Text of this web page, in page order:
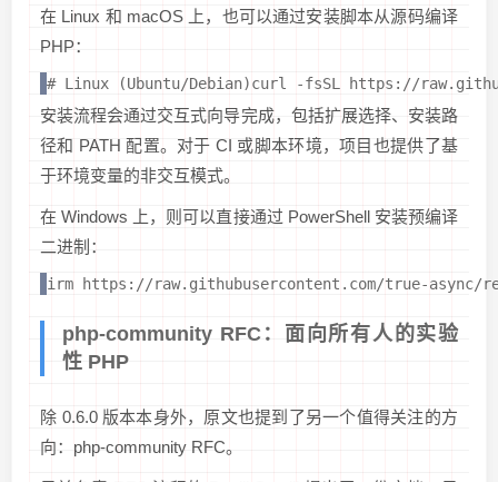
在 Linux 和 macOS 上，也可以通过安装脚本从源码编译
PHP：
# Linux (Ubuntu/Debian)curl -fsSL https://
安装流程会通过交互式向导完成，包括扩展选择、安装路
径和 PATH 配置。对于 CI 或脚本环境，项目也提供了基
于环境变量的非交互模式。
在 Windows 上，则可以直接通过 PowerShell 安装预编译
二进制：
irm https://raw.githubusercontent.com/true-
php-community RFC：面向所有人的实验
性 PHP
除 0.6.0 版本本身外，原文也提到了另一个值得关注的方
向：php-community RFC。